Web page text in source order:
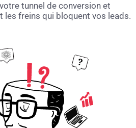
tunnel de conversion et
freins qui bloquent vos leads.